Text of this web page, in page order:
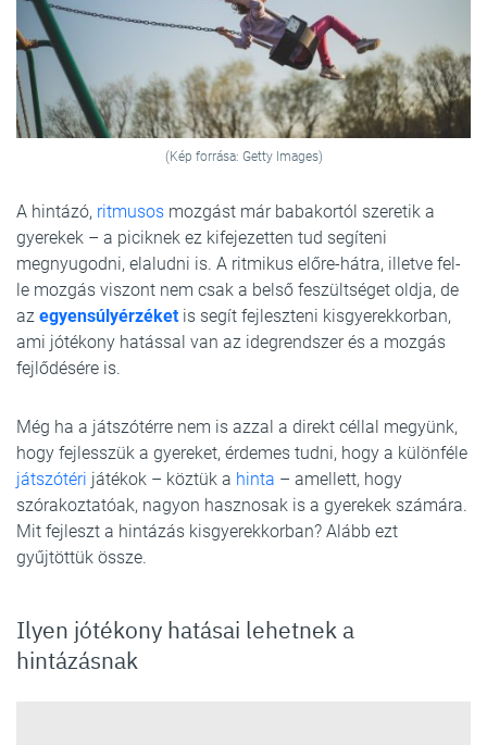
(Kép forrása: Getty Images)
A hintázó, ritmusos mozgást már babakortól szeretik a
gyerekek – a piciknek ez kifejezetten tud segíteni
megnyugodni, elaludni is. A ritmikus előre-hátra, illetve fel-
le mozgás viszont nem csak a belső feszültséget oldja, de
az egyensúlyérzéketis segít fejleszteni kisgyerekkorban,
ami jótékony hatással van az idegrendszer és a mozgás
fejlődésére is.
Még ha a játszótérre nem is azzal a direkt céllal megyünk,
hogy fejlesszük a gyereket, érdemes tudni, hogy a különféle
játszótéri játékok – köztük a hinta – amellett, hogy
szórakoztatóak, nagyon hasznosak is a gyerekek számára.
Mit fejleszt a hintázás kisgyerekkorban? Alább ezt
gyűjtöttük össze.
Ilyen jótékony hatásai lehetnek a
hintázásnak